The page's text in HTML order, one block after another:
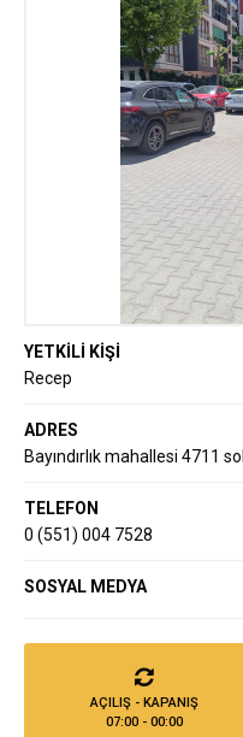
YETKİLİ KİŞİ
Recep
ADRES
Bayındırlık mahallesi 4711
TELEFON
0 (551) 004 7528
SOSYAL MEDYA
AÇILIŞ - KAPANIŞ
07:00 - 00:00